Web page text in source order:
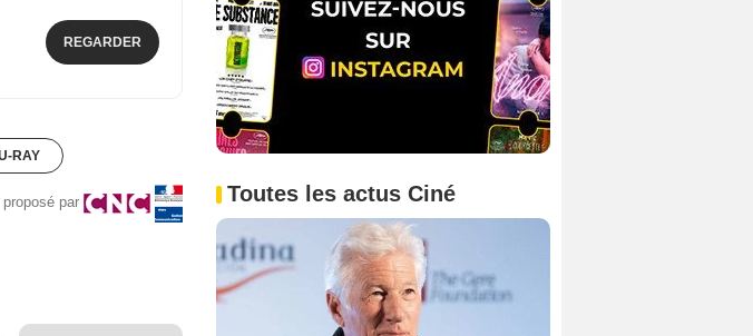
REGARDER
RAY
par Toutes les actus Ciné